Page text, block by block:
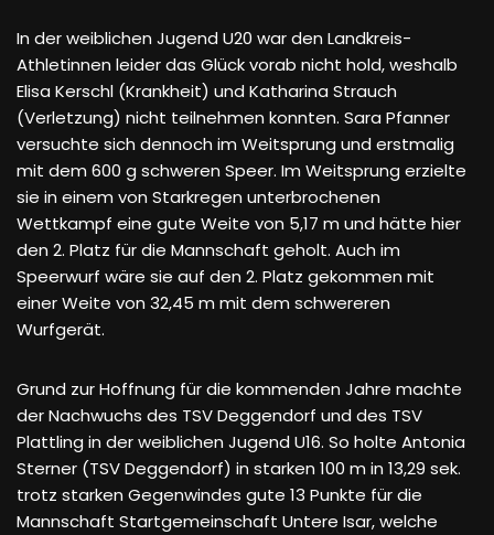
In der weiblichen Jugend U20 war den Landkreis-
Athletinnen leider das Glück vorab nicht hold, weshalb
Elisa Kerschl (Krankheit) und Katharina Strauch
(Verletzung) nicht teilnehmen konnten. Sara Pfanner
versuchte sich dennoch im Weitsprung und erstmalig
mit dem 600 g schweren Speer. Im Weitsprung erzielte
sie in einem von Starkregen unterbrochenen
Wettkampf eine gute Weite von 5,17 m und hätte hier
den 2. Platz für die Mannschaft geholt. Auch im
Speerwurf wäre sie auf den 2. Platz gekommen mit
einer Weite von 32,45 m mit dem schwereren
Wurfgerät.
Grund zur Hoffnung für die kommenden Jahre machte
der Nachwuchs des TSV Deggendorf und des TSV
Plattling in der weiblichen Jugend U16. So holte Antonia
Sterner (TSV Deggendorf) in starken 100 m in 13,29 sek.
trotz starken Gegenwindes gute 13 Punkte für die
Mannschaft Startgemeinschaft Untere Isar, welche